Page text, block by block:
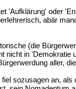
'Aufklärung' oder
abär
(die
nicht in 'Demokratie
aller,
fiel sozusagen an,